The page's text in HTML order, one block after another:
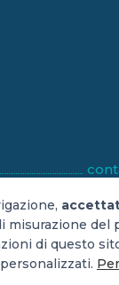
misurazione del
di questo